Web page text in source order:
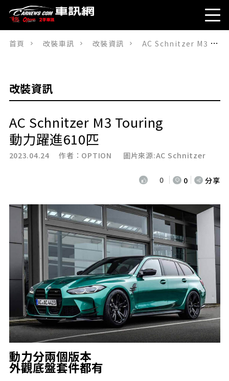
首頁 改裝車訊 改裝資訊 AC Schnitzer M3 Touring動力躍進610匹
改裝資訊
AC Schnitzer M3 Touring
動力躍進610匹
2023.04.24 作者： OPTION 圖片來源:AC Schnitzer
0 0 分享
動力分兩個版本
外觀底盤套件都有